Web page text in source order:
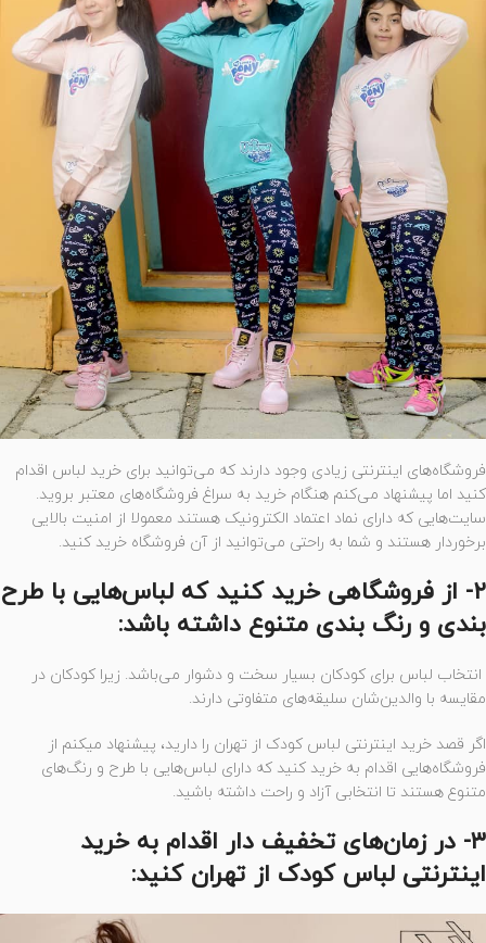
فروشگاه‌های اینترنتی زیادی وجود دارند که‌ می‌توانید برای خرید لباس اقدام
کنید اما پیشنهاد می‌کنم هنگام خرید به سراغ فروشگاه‌های معتبر بروید.
سایت‌هایی که دارای نماد اعتماد الکترونیک هستند معمولا از امنیت بالایی
برخوردار هستند و شما به راحتی می‌توانید از آن فروشگاه خرید کنید.
۲- از فروشگاهی خرید کنید که لباس‌هایی با طرح
بندی و رنگ بندی متنوع داشته باشد:
انتخاب لباس برای کودکان بسیار سخت و دشوار می‌باشد. زیرا کودکان در
مقایسه با والدین‌شان سلیقه‌‌های متفاوتی دارند.
اگر قصد خرید اینترنتی لباس کودک از تهران را دارید، پیشنهاد میکنم از
فروشگاه‌هایی اقدام به خرید کنید که دارای لباس‌‌هایی با طرح‌ و رنگ‌های
متنوع هستند تا انتخابی آزاد و راحت داشته باشید.
۳- در زمان‌های تخفیف دار اقدام به خرید
اینترنتی لباس کودک از تهران کنید: